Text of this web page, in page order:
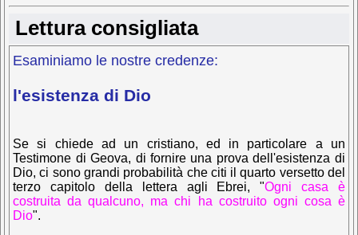
Lettura consigliata
Esaminiamo le nostre credenze:
l'esistenza di Dio
Se si chiede ad un cristiano, ed in particolare a un
Testimone di Geova, di fornire una prova dell'esistenza di
Dio, ci sono grandi probabilità che citi il quarto versetto del
terzo capitolo della lettera agli Ebrei,"Ogni casa è
costruita da qualcuno, ma chi ha costruito ogni cosa è
Dio".